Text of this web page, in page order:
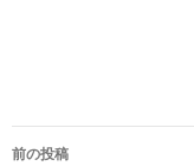
投
前の投稿